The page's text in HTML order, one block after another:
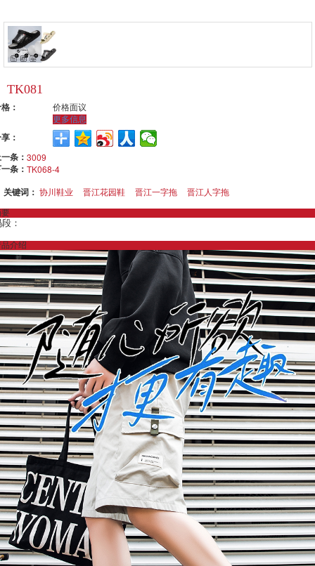
TK081
：
价格面议
更多信息
：
条： 3009
条： TK068-4
关键词： 协川鞋业 晋江花园鞋 晋江一字拖 晋江人字拖
：
介绍